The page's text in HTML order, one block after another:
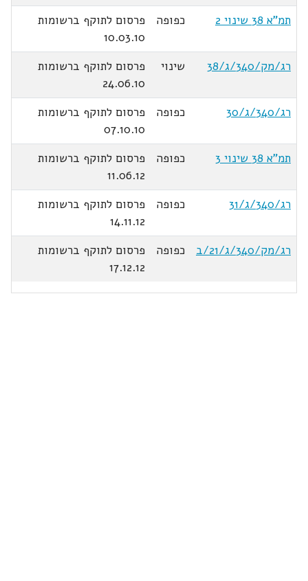
תמ"א 38 שינוי 2
כפופה
פרסום לתוקף ברשומות
10.03.10
רג/מק/340/ג/38
שינוי
פרסום לתוקף ברשומות
24.06.10
רג/340/ג/30
כפופה
פרסום לתוקף ברשומות
07.10.10
תמ"א 38 שינוי 3
כפופה
פרסום לתוקף ברשומות
11.06.12
רג/340/ג/31
כפופה
פרסום לתוקף ברשומות
14.11.12
רג/מק/340/ג/21/ב
כפופה
פרסום לתוקף ברשומות
17.12.12